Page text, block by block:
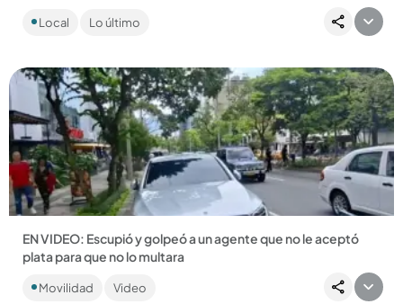
martes y este jueves el alcalde dio una dolorosa noticia....
Local Lo último
Compartir Noticia
EN VIDEO: Escupió y golpeó a un agente que no le aceptó
plata para que no lo multara
multado por mal parqueo en la avenida 33. ...
Movilidad Video